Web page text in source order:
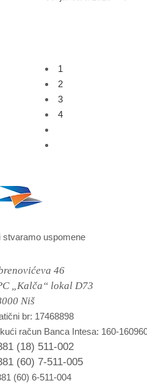
1
2
3
4
stvaramo uspomene
46
„Kalča“ lokal D73
Niš
br: 17468898
račun Banca Intesa: 160-
(18) 511-002
(60) 7-511-005
(60) 6-511-004